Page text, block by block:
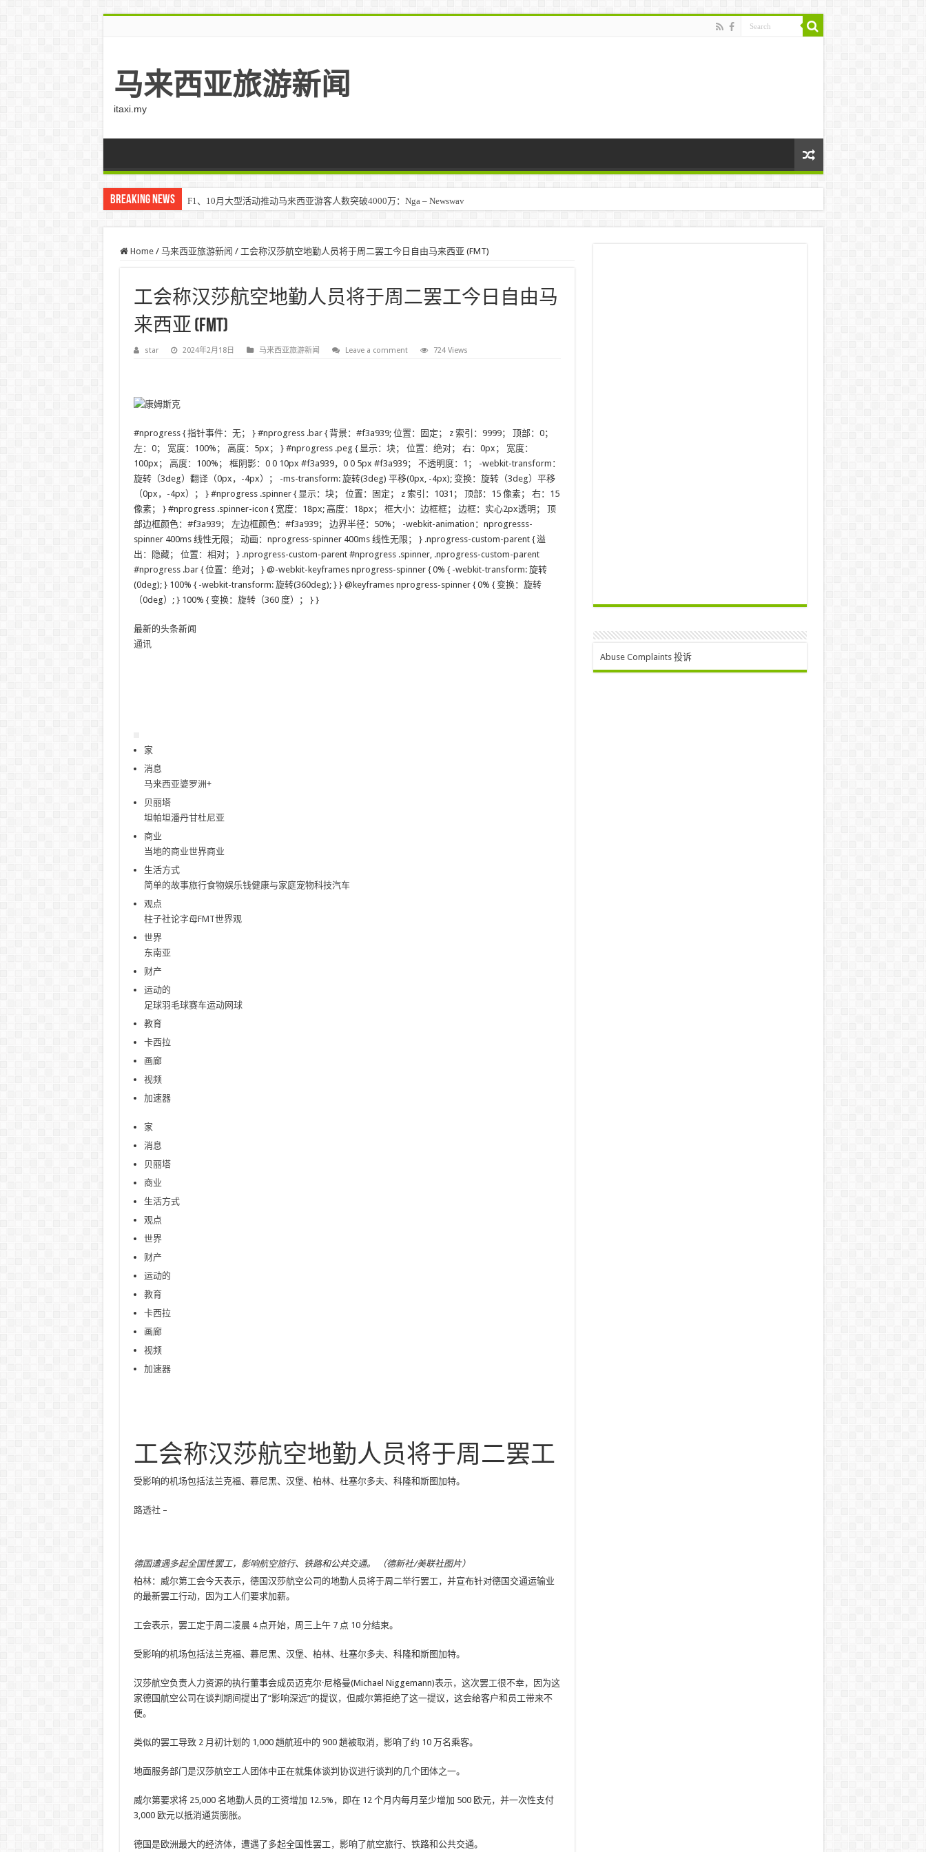
马来西亚旅游新闻
itaxi.my
Breaking News F1、10月大型活动推动马来西亚游客人数突破4000万：Nga – Newswav
Home / 马来西亚旅游新闻 / 工会称汉莎航空地勤人员将于周二罢工今日自由马来西亚 (FMT)
工会称汉莎航空地勤人员将于周二罢工今日自由马
来西亚 (FMT)
star 2024年2月18日 马来西亚旅游新闻 Leave a comment 724 Views
#nprogress { 指针事件：无； } #nprogress .bar { 背景：#f3a939; 位置：固定； z 索引：9999； 顶部：0；
左：0； 宽度：100%； 高度：5px； } #nprogress .peg { 显示：块； 位置：绝对； 右：0px； 宽度：
100px； 高度：100%； 框阴影：0 0 10px #f3a939，0 0 5px #f3a939； 不透明度：1； -webkit-transform：
旋转（3deg）翻译（0px，-4px）； -ms-transform: 旋转(3deg) 平移(0px, -4px); 变换：旋转（3deg）平移
（0px，-4px）； } #nprogress .spinner { 显示：块； 位置：固定； z 索引：1031； 顶部：15 像素； 右：15
像素； } #nprogress .spinner-icon { 宽度：18px; 高度：18px； 框大小：边框框； 边框：实心2px透明； 顶
部边框颜色：#f3a939； 左边框颜色：#f3a939； 边界半径：50%； -webkit-animation：nprogresss-
spinner 400ms 线性无限； 动画：nprogress-spinner 400ms 线性无限； } .nprogress-custom-parent { 溢
出：隐藏； 位置：相对； } .nprogress-custom-parent #nprogress .spinner, .nprogress-custom-parent
#nprogress .bar { 位置：绝对； } @-webkit-keyframes nprogress-spinner { 0% { -webkit-transform: 旋转
(0deg); } 100% { -webkit-transform: 旋转(360deg); } } @keyframes nprogress-spinner { 0% { 变换：旋转
（0deg）; } 100% { 变换：旋转（360 度）； } }
最新的头条新闻
通讯
家
消息
马来西亚婆罗洲+
贝丽塔
坦帕坦潘丹甘杜尼亚
商业
当地的商业世界商业
生活方式
简单的故事旅行食物娱乐钱健康与家庭宠物科技汽车
观点
柱子社论字母FMT世界观
世界
东南亚
财产
运动的
足球羽毛球赛车运动网球
教育
卡西拉
画廊
视频
加速器
家
消息
贝丽塔
商业
生活方式
观点
世界
财产
运动的
教育
卡西拉
画廊
视频
加速器
工会称汉莎航空地勤人员将于周二罢工
受影响的机场包括法兰克福、慕尼黑、汉堡、柏林、杜塞尔多夫、科隆和斯图加特。
路透社 –
德国遭遇多起全国性罢工，影响航空旅行、铁路和公共交通。 （德新社/美联社图片）
柏林：威尔第工会今天表示，德国汉莎航空公司的地勤人员将于周二举行罢工，并宣布针对德国交通运输业
的最新罢工行动，因为工人们要求加薪。
工会表示，罢工定于周二凌晨 4 点开始，周三上午 7 点 10 分结束。
受影响的机场包括法兰克福、慕尼黑、汉堡、柏林、杜塞尔多夫、科隆和斯图加特。
汉莎航空负责人力资源的执行董事会成员迈克尔·尼格曼(Michael Niggemann)表示，这次罢工很不幸，因为这
家德国航空公司在谈判期间提出了“影响深远”的提议，但威尔第拒绝了这一提议，这会给客户和员工带来不
便。
类似的罢工导致 2 月初计划的 1,000 趟航班中的 900 趟被取消，影响了约 10 万名乘客。
地面服务部门是汉莎航空工人团体中正在就集体谈判协议进行谈判的几个团体之一。
威尔第要求将 25,000 名地勤人员的工资增加 12.5%，即在 12 个月内每月至少增加 500 欧元，并一次性支付
3,000 欧元以抵消通货膨胀。
德国是欧洲最大的经济体，遭遇了多起全国性罢工，影响了航空旅行、铁路和公共交通。
Abuse Complaints 投诉